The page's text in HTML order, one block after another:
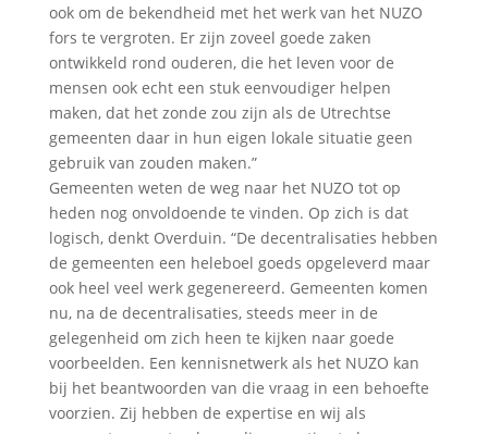
ook om de bekendheid met het werk van het NUZO
fors te vergroten. Er zijn zoveel goede zaken
ontwikkeld rond ouderen, die het leven voor de
mensen ook echt een stuk eenvoudiger helpen
maken, dat het zonde zou zijn als de Utrechtse
gemeenten daar in hun eigen lokale situatie geen
gebruik van zouden maken.”
Gemeenten weten de weg naar het NUZO tot op
heden nog onvoldoende te vinden. Op zich is dat
logisch, denkt Overduin. “De decentralisaties hebben
de gemeenten een heleboel goeds opgeleverd maar
ook heel veel werk gegenereerd. Gemeenten komen
nu, na de decentralisaties, steeds meer in de
gelegenheid om zich heen te kijken naar goede
voorbeelden. Een kennisnetwerk als het NUZO kan
bij het beantwoorden van die vraag in een behoefte
voorzien. Zij hebben de expertise en wij als